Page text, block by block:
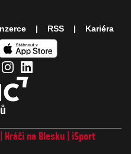
Hráči na Blesku
iSport
RSS Kariéra